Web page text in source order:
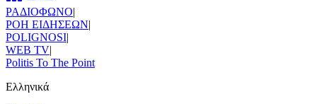
ΡΑΔΙΟΦΩΝΟ|
ΡΟΗ ΕΙΔΗΣΕΩΝ|
POLIGNOSI|
WEB TV|
Politis To The Point
Ελληνικά